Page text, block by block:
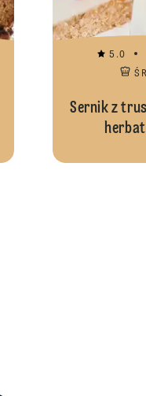
5.0
Sernik z